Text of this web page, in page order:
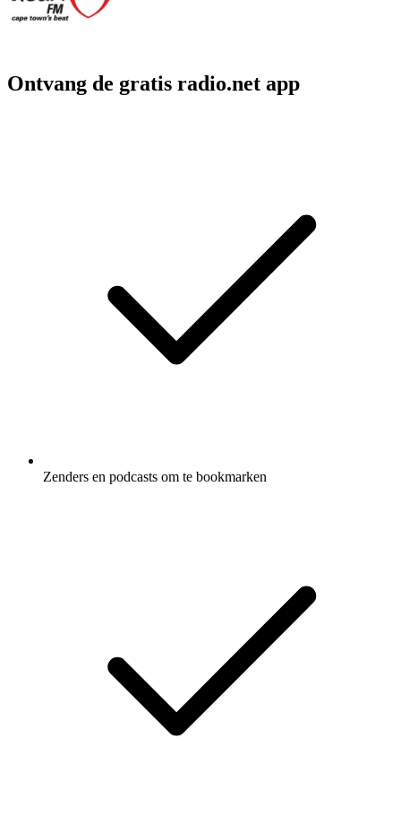
Ontvang de gratis radio.net app
Zenders en podcasts om te bookmarken